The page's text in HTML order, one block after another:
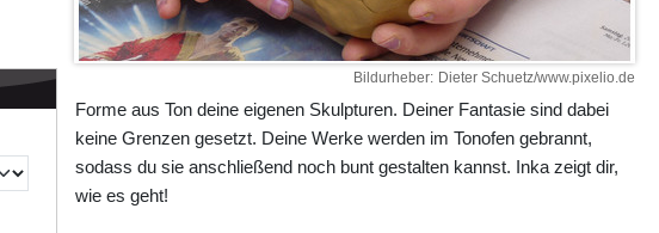
Bildurheber Dieter Schuetz/www.pixelio.de
Forme aus Ton deine eigenen Skulpturen. Deiner Fantasie sind dabei
keine Grenzen gesetzt. Deine Werke werden im Tonofen gebrannt,
sodass du sie anschließend noch bunt gestalten kannst. Inka zeigt dir,
wie es geht!